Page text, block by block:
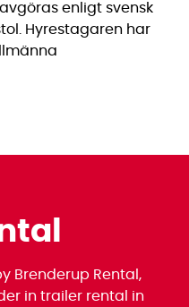
enligt svensk
Hyrestagaren har
Brenderup Rental,
in trailer rental in